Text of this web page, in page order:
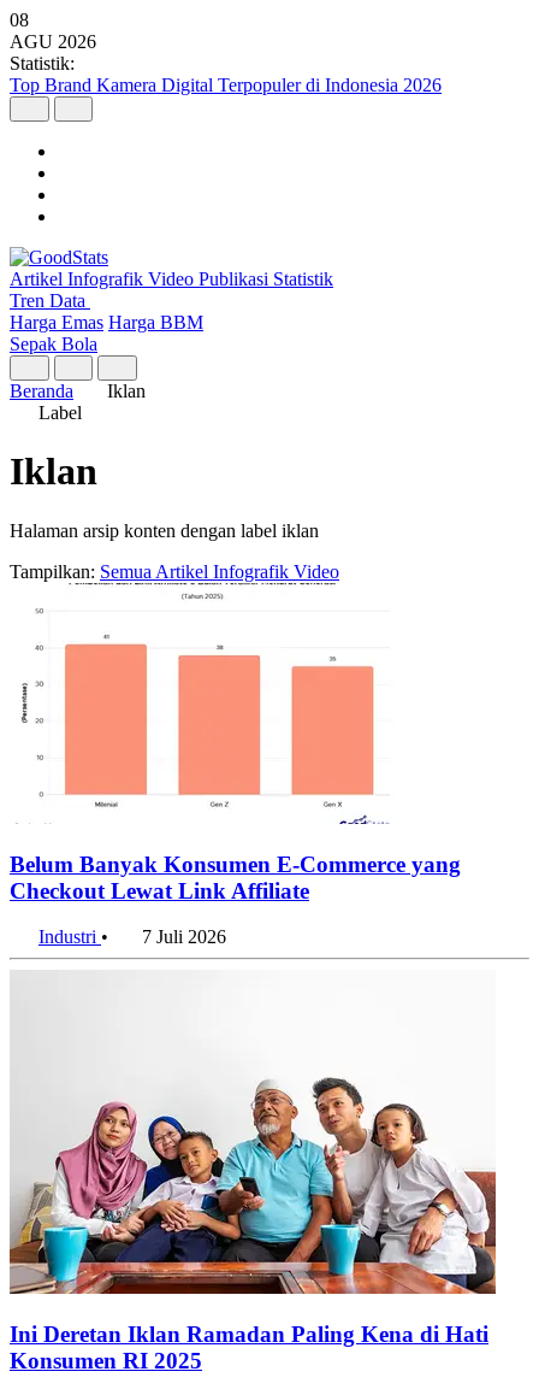
08
AGU 2026
Statistik:
Top Brand Kamera Digital Terpopuler di Indonesia 2026
Artikel Infografik Video Publikasi Statistik
Tren Data
Harga Emas Harga BBM
Sepak Bola
Beranda
Iklan
Label
Iklan
Halaman arsip konten dengan label iklan
Tampilkan: Semua Artikel Infografik Video
Belum Banyak Konsumen E-Commerce yang
Checkout Lewat Link Affiliate
Industri • 7 Juli 2026
Ini Deretan Iklan Ramadan Paling Kena di Hati
Konsumen RI 2025